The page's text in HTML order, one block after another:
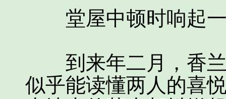
堂屋中顿时响起一
到来年二月，香兰
似乎能读懂两人的喜